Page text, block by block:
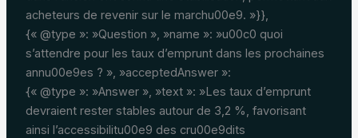
acheteurs de revenir sur le marchu00e9. »}},
{« @type »: »Question », »name »: »u00c0 quoi
s’attendre pour les taux d’emprunt dans les prochaines
annu00e9es ? », »acceptedAnswer »:
{« @type »: »Answer », »text »: »Les taux d’emprunt
devraient rester stables autour de 3,2 %, favorisant
ainsi l’accessibilitu00e9 des cru00e9dits